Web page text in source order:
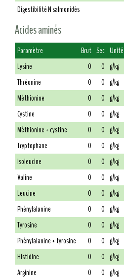
Digestibilité N salmonidés
Acides aminés
Paramètre Brut Sec Unité
Lysine
0 0 g/kg
Thréonine
0 0 g/kg
Méthionine
0 0 g/kg
Cystine
0 0 g/kg
Méthionine + cystine
0 0 g/kg
Tryptophane
0 0 g/kg
Isoleucine
0 0 g/kg
Valine
0 0 g/kg
Leucine
0 0 g/kg
Phénylalanine
0 0 g/kg
Tyrosine
0 0 g/kg
Phénylalanine + tyrosine
0 0 g/kg
Histidine
0 0 g/kg
Arginine
0 0 g/kg